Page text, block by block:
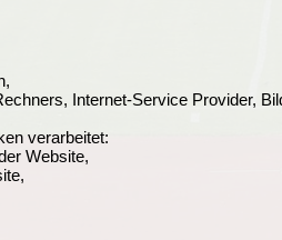
Internet-Service Provider,
verarbeitet:
Website,